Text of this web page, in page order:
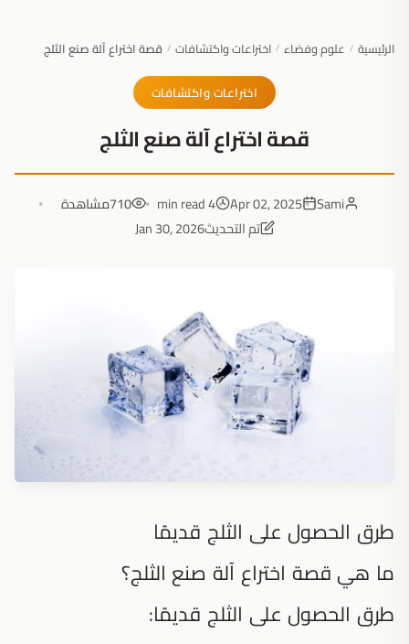
الرئيسية / علوم وفضاء / اختراعات واكتشافات / قصة اختراع آلة صنع الثلج
اختراعات واكتشافات
قصة اختراع آلة صنع الثلج
Sami
Apr 02, 2025
4 min read
710مشاهدة
تم التحديثJan 30, 2026
طرق الحصول على الثلج قديمًا
ما هي قصة اختراع آلة صنع الثلج؟
طرق الحصول على الثلج قديمًا: